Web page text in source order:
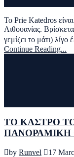
Το Prie Katedros
Λιθουανίας.
γεμίζει το μάτι)
Continue Reading...
ΤΟ ΚΑΣΤΡΟ
ΠΑΝΟΡΑΜΙΚΗ
by Runvel 17